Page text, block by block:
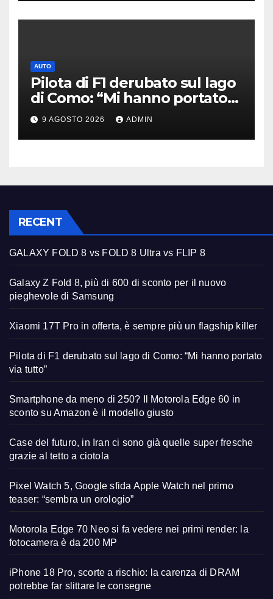
AUTO
Pilota di F1 derubato sul lago
di Como: “Mi hanno portato
via tutto”
9 AGOSTO 2026 ADMIN
RECENT
GALAXY FOLD 8 vs FOLD 8 Ultra vs FLIP 8
Galaxy Z Fold 8, più di 600 di sconto per il nuovo
pieghevole di Samsung
Xiaomi 17T Pro in offerta, è sempre più un flagship killer
Pilota di F1 derubato sul lago di Como: “Mi hanno portato
via tutto”
Smartphone da meno di 250? Il Motorola Edge 60 in
sconto su Amazon è il modello giusto
Case del futuro, in Iran ci sono già quelle super fresche
grazie al tetto a ciotola
Pixel Watch 5, Google sfida Apple Watch nel primo
teaser: “sembra un orologio”
Motorola Edge 70 Neo si fa vedere nei primi render: la
fotocamera è da 200 MP
iPhone 18 Pro, scorte a rischio: la carenza di DRAM
potrebbe far slittare le consegne